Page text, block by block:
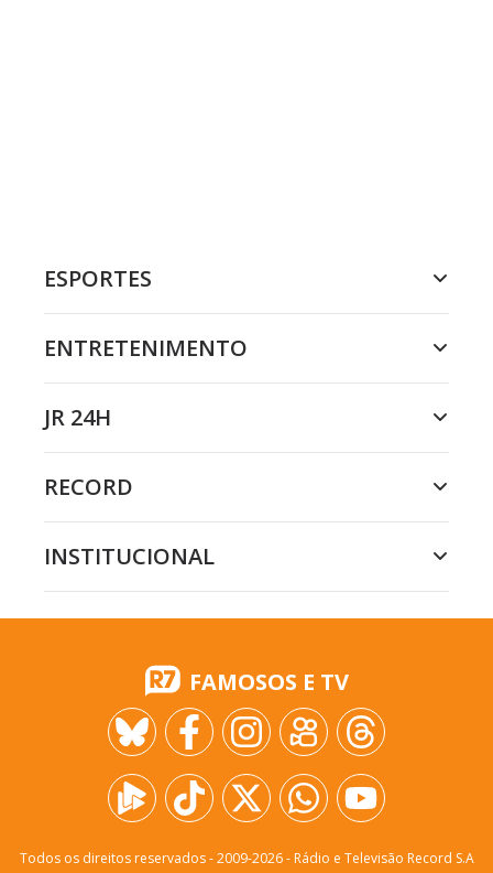
ESPORTES
ENTRETENIMENTO
JR 24H
RECORD
INSTITUCIONAL
FAMOSOS E TV
Todos os direitos reservados - 2009-2026- Rádio e Televisão Record S.A